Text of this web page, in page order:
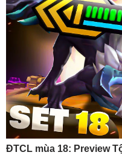
ĐTCL mùa 18: Preview